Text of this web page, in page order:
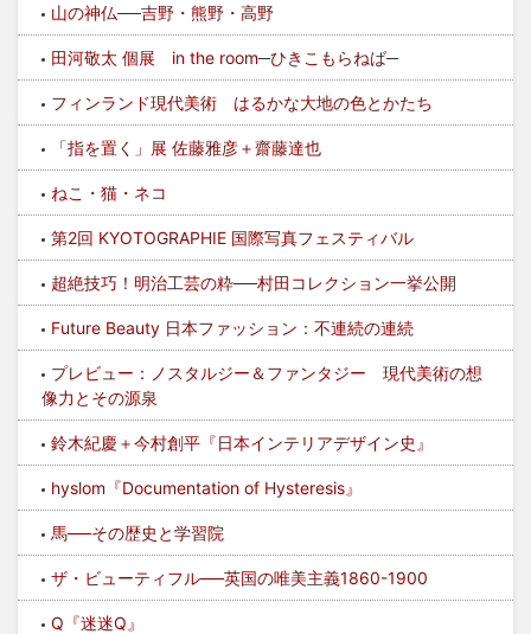
山の神仏──吉野・熊野・高野
田河敬太 個展 in the room─ひきこもらねば─
フィンランド現代美術 はるかな大地の色とかたち
「指を置く」展 佐藤雅彦＋齋藤達也
ねこ・猫・ネコ
第2回 KYOTOGRAPHIE 国際写真フェスティバル
超絶技巧！明治工芸の粋──村田コレクション一挙公開
Future Beauty 日本ファッション：不連続の連続
プレビュー：ノスタルジー＆ファンタジー 現代美術の想
像力とその源泉
鈴木紀慶＋今村創平『日本インテリアデザイン史』
hyslom『Documentation of Hysteresis』
馬──その歴史と学習院
ザ・ビューティフル──英国の唯美主義1860-1900
Q『迷迷Q』